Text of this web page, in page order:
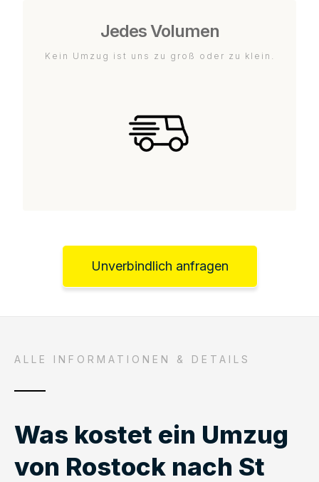
Jedes Volumen
Kein Umzug ist uns zu groß oder zu klein.
Unverbindlich anfragen
ALLE INFORMATIONEN & DETAILS
Was kostet ein Umzug
von Rostock nach St